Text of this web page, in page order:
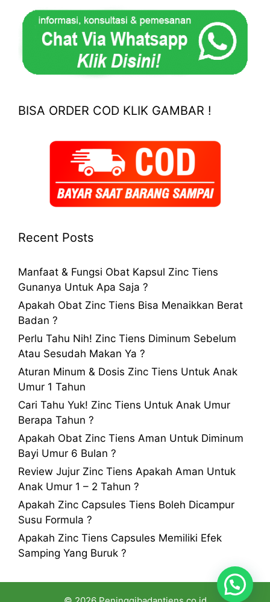
BISA ORDER COD KLIK GAMBAR !
Recent Posts
Manfaat & Fungsi Obat Kapsul Zinc Tiens
Gunanya Untuk Apa Saja ?
Apakah Obat Zinc Tiens Bisa Menaikkan Berat
Badan ?
Perlu Tahu Nih! Zinc Tiens Diminum Sebelum
Atau Sesudah Makan Ya ?
Aturan Minum & Dosis Zinc Tiens Untuk Anak
Umur 1 Tahun
Cari Tahu Yuk! Zinc Tiens Untuk Anak Umur
Berapa Tahun ?
Apakah Obat Zinc Tiens Aman Untuk Diminum
Bayi Umur 6 Bulan ?
Review Jujur Zinc Tiens Apakah Aman Untuk
Anak Umur 1 – 2 Tahun ?
Apakah Zinc Capsules Tiens Boleh Dicampur
Susu Formula ?
Apakah Zinc Tiens Capsules Memiliki Efek
Samping Yang Buruk ?